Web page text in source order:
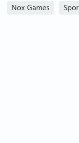
Nox Games
Spor